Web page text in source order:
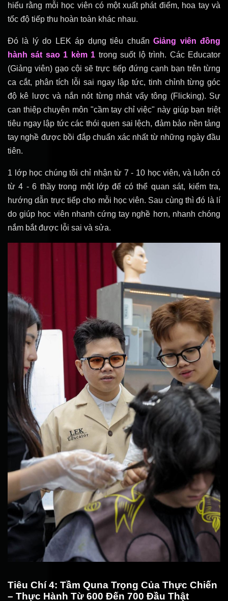
hiểu rằng mỗi học viên có một xuất phát điểm, hoa tay và
tốc độ tiếp thu hoàn toàn khác nhau.
Đó là lý do LEK áp dụng tiêu chuẩnGiảng viên đồng
hành sát sao 1 kèm 1 trong suốt lộ trình. Các Educator
(Giảng viên) gạo cội sẽ trực tiếp đứng cạnh bạn trên từng
ca cắt, phân tích lỗi sai ngay lập tức, tinh chỉnh từng góc
độ kê lược và nắn nót từng nhát vẩy tông (Flicking). Sự
can thiệp chuyên môn "cầm tay chỉ việc" này giúp bạn triệt
tiêu ngay lập tức các thói quen sai lệch, đảm bảo nền tảng
tay nghề được bồi đắp chuẩn xác nhất từ những ngày đầu
tiên.
1 lớp học chúng tôi chỉ nhận từ 7 - 10 học viên, và luôn có
từ 4 - 6 thầy trong một lớp để có thể quan sát, kiểm tra,
hướng dẫn trực tiếp cho mỗi học viên. Sau cùng thì đó là lí
do giúp học viên nhanh cứng tay nghề hơn, nhanh chóng
nắm bắt được lỗi sai và sửa.
Tiêu Chí 4: Tầm Quna Trọng Của Thực Chiến
– Thực Hành Từ 600 Đến 700 Đầu Thật